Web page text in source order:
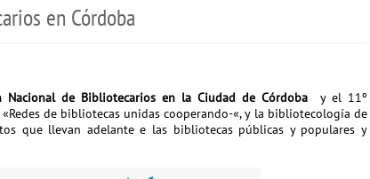
en Córdoba
Nacional de Bibliotecarios en la Ciudad de Córdoba y el 11º
«Redes de bibliotecas unidas cooperando-«, y la bibliotecología de
que llevan adelante e las bibliotecas públicas y populares y